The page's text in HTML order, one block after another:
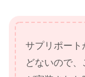
サプリポー
どないので